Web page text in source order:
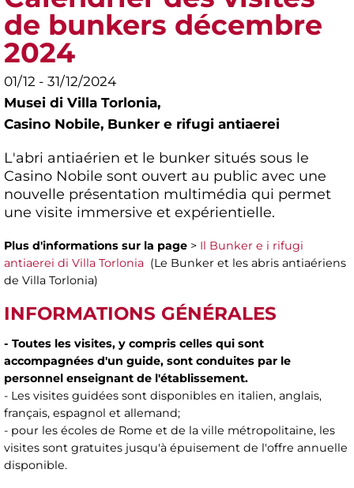
de bunkers décembre
2024
01/12 - 31/12/2024
Musei di Villa Torlonia,
Casino Nobile, Bunker e rifugi antiaerei
L'abri antiaérien et le bunker situés sous le
Casino Nobile sont ouvert au public avec une
nouvelle présentation multimédia qui permet
une visite immersive et expérientielle.
Plus d'informations sur la page > Il Bunker e i rifugi
antiaerei di Villa Torlonia (Le Bunker et les abris antiaériens
de Villa Torlonia)
INFORMATIONS GÉNÉRALES
- Toutes les visites, y compris celles qui sont
accompagnées d'un guide, sont conduites par le
personnel enseignant de l'établissement.
- Les visites guidées sont disponibles en italien, anglais,
français, espagnol et allemand;
- pour les écoles de Rome et de la ville métropolitaine, les
visites sont gratuites jusqu'à épuisement de l'offre annuelle
disponible.